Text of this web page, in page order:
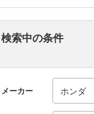
検索中の条件
メーカー